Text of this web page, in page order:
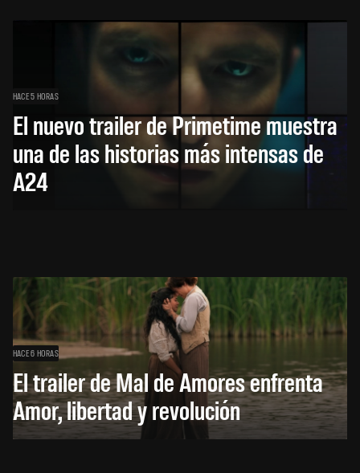
HACE 5 HORAS
El nuevo trailer de Primetime muestra
una de las historias más intensas de
A24
HACE 6 HORAS
El trailer de Mal de Amores enfrenta
Amor, libertad y revolución